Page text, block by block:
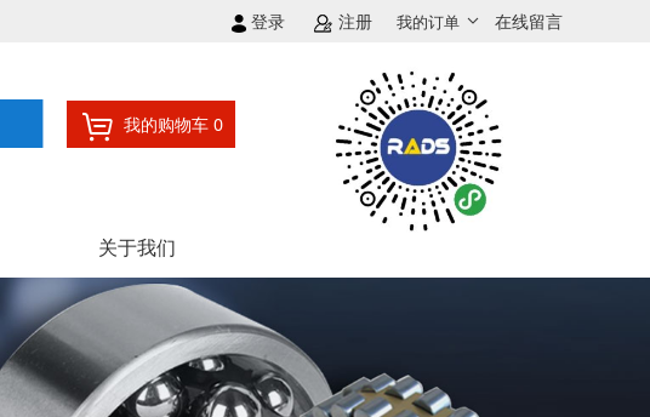
登录 注册 我的订单 在线留言
我的购物车 0
关于我们